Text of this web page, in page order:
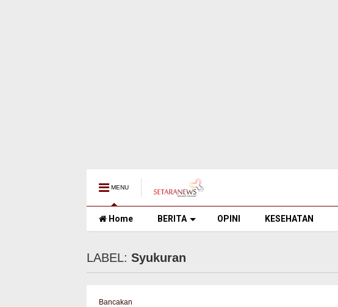
MENU
Home BERITA OPINI KESEHATAN
LABEL: Syukuran
Bancakan